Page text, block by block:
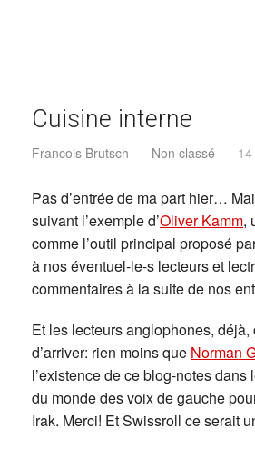
Cuisine interne
Francois Brutsch - Non classé -
Pas d’entrée de ma part hier…
suivant l’exemple d’Oliver Kamm,
comme l’outil principal proposé
à nos éventuel-le-s lecteurs et
commentaires à la suite de nos
Et les lecteurs anglophones, déjà,
d’arriver: rien moins que Norman
l’existence de ce blog-notes dans
du monde des voix de gauche
Irak. Merci! Et Swissroll ce serait